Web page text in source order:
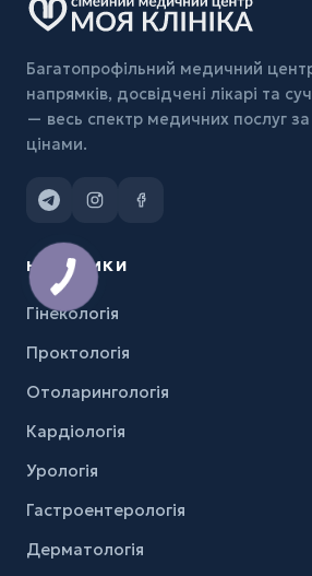
Багатопрофільний медичний
напрямків, досвідчені лікарі та
— весь спектр медичних послуг
цінами.
НАПРЯМКИ
Гінекологія
Проктологія
Отоларингологія
Кардіологія
Урологія
Гастроентерологія
Дерматологія